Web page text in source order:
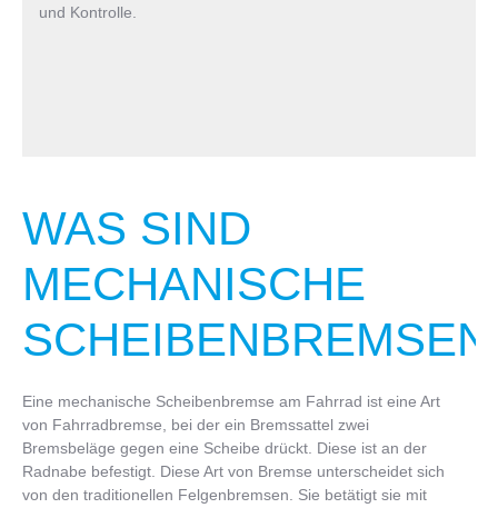
und Kontrolle.
WAS SIND
MECHANISCHE
Eine mechanische Scheibenbremse am Fahrrad ist eine Art
von Fahrradbremse, bei der ein Bremssattel zwei
Bremsbeläge gegen eine Scheibe drückt. Diese ist an der
Radnabe befestigt. Diese Art von Bremse unterscheidet sich
von den traditionellen Felgenbremsen. Sie betätigt sie mit